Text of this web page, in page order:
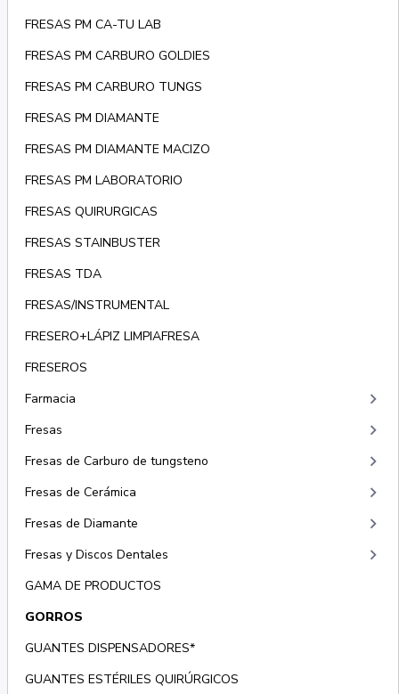
FRESAS PM CA-TU LAB
FRESAS PM CARBURO GOLDIES
FRESAS PM CARBURO TUNGS
FRESAS PM DIAMANTE
FRESAS PM DIAMANTE MACIZO
FRESAS PM LABORATORIO
FRESAS QUIRURGICAS
FRESAS STAINBUSTER
FRESAS TDA
FRESAS/INSTRUMENTAL
FRESERO+LÁPIZ LIMPIAFRESA
FRESEROS
Farmacia
keyboard_arrow_right
Fresas keyboard_arrow_right
Fresas de Carburo de tungsteno keyboard_arrow_right
Fresas de Cerámica keyboard_arrow_right
Fresas de Diamante keyboard_arrow_right
Fresas y Discos Dentales keyboard_arrow_right
GAMA DE PRODUCTOS
GORROS
GUANTES DISPENSADORES*
GUANTES ESTÉRILES QUIRÚRGICOS